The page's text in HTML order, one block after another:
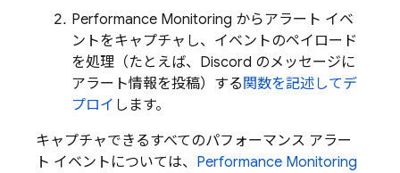
Performance Monitoring からアラート イベ
ントをキャプチャし、イベントのペイロード
を処理（たとえば、Discord のメッセージに
アラート情報を投稿）する 関数を記述してデ
プロイ します。
キャプチャできるすべてのパフォーマンス アラー
ト イベントについては、 Performance Monitoring